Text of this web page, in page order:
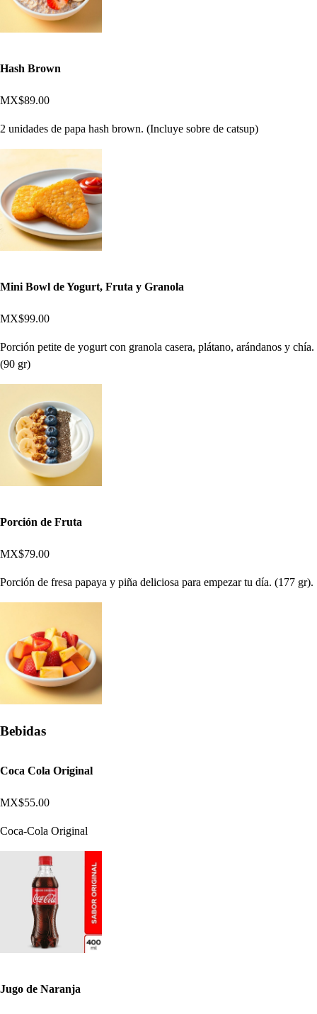
Hash Brown
MX$89.00
2 unidades de papa hash brown. (Incluye sobre de catsup)
Mini Bowl de Yogurt, Fruta y Granola
MX$99.00
Porción petite de yogurt con granola casera, plátano, arándanos y chía.
(90 gr)
Porción de Fruta
MX$79.00
Porción de fresa papaya y piña deliciosa para empezar tu día. (177 gr).
Bebidas
Coca Cola Original
MX$55.00
Coca-Cola Original
Jugo de Naranja